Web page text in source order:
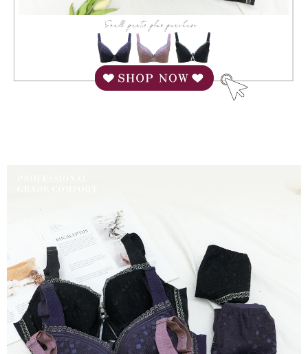
國家/地區配送